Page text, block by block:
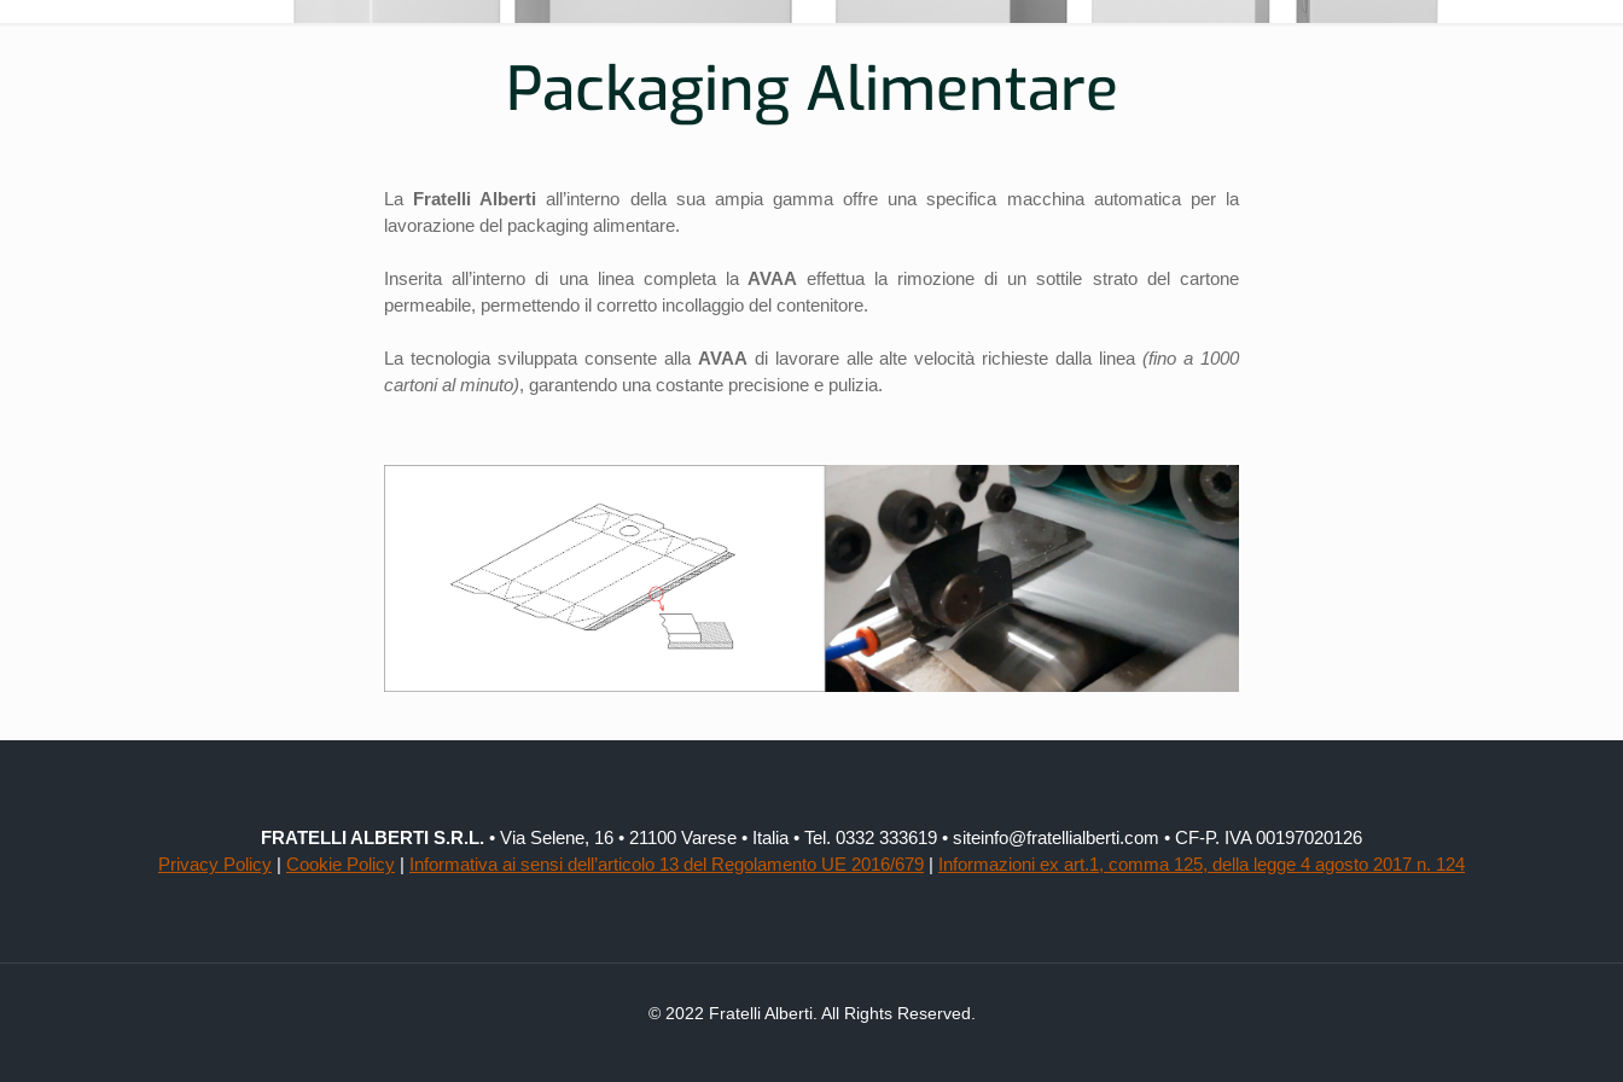
Packaging Alimentare
La Fratelli Albertiall’interno della sua ampia gamma offre una specifica macchina automatica per la
lavorazione del packaging alimentare.
Inserita all’interno di una linea completa la AVAA effettua la rimozione di un sottile strato del cartone
permeabile, permettendo il corretto incollaggio del contenitore.
La tecnologia sviluppata consente alla AVAA di lavorare alle alte velocità richieste dalla linea(fino a 1000
cartoni al minuto), garantendo una costante precisione e pulizia.
FRATELLI ALBERTI S.R.L. • Via Selene, 16 • 21100 Varese • Italia • Tel. 0332 333619 • siteinfo@fratellialberti.com • CF-P. IVA 00197020126
Privacy Policy | Cookie Policy | Informativa ai sensi dell’articolo 13 del Regolamento UE 2016/679 | Informazioni ex art.1, comma 125, della legge 4 agosto 2017 n. 124
© 2022 Fratelli Alberti. All Rights Reserved.